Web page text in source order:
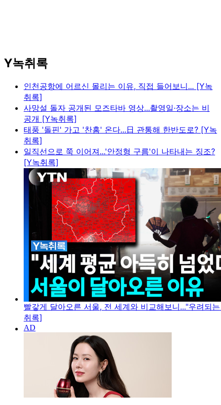
Y녹취록
인천공항에 어르신 몰리는 이유, 직접 들어보니... [Y녹
취록]
사망설 돌자 공개된 모즈타바 영상...촬영일·장소는 비
공개 [Y녹취록]
태풍 '돌핀' 가고 '찬홈' 온다...日 관통해 한반도로? [Y녹
취록]
일직선으로 쭉 이어져...'안정형 구름'이 나타내는 징조?
[Y녹취록]
빨갛게 달아오른 서울, 전 세계와 비교해보니..."우려되
취록]